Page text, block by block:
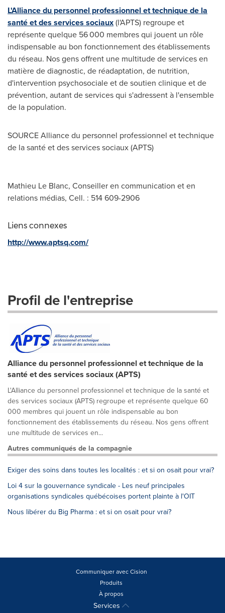
L'Alliance du personnel professionnel et technique de la
santé et des services sociaux(l'APTS) regroupe et
représente quelque 56 000 membres qui jouent un rôle
indispensable au bon fonctionnement des établissements
du réseau. Nos gens offrent une multitude de services en
matière de diagnostic, de réadaptation, de nutrition,
d'intervention psychosociale et de soutien clinique et de
prévention, autant de services qui s'adressent à l'ensemble
de la population.
SOURCE Alliance du personnel professionnel et technique
de la santé et des services sociaux (APTS)
Mathieu Le Blanc, Conseiller en communication et en
relations médias, Cell. : 514 609-2906
Liens connexes
http://www.aptsq.com/
Profil de l'entreprise
Alliance du personnel professionnel et technique de la
santé et des services sociaux (APTS)
L'Alliance du personnel professionnel et technique de la santé et
des services sociaux (APTS) regroupe et représente quelque 60
000 membres qui jouent un rôle indispensable au bon
fonctionnement des établissements du réseau. Nos gens offrent
une multitude de services en...
Autres communiqués de la compagnie
Exiger des soins dans toutes les localités : et si on osait pour vrai?
Loi 4 sur la gouvernance syndicale - Les neuf principales
organisations syndicales québécoises portent plainte à l'OIT
Nous libérer du Big Pharma : et si on osait pour vrai?
Communiquer avec Cision
Produits
À propos
Services